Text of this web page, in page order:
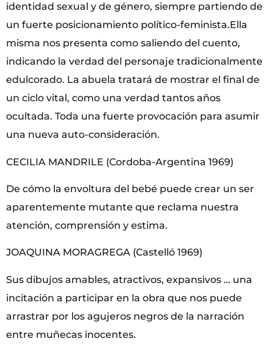
identidad sexual y de género, siempre partiendo de
un fuerte posicionamiento político-feminista.Ella
misma nos presenta como saliendo del cuento,
indicando la verdad del personaje tradicionalmente
edulcorado. La abuela tratará de mostrar el final de
un ciclo vital, como una verdad tantos años
ocultada. Toda una fuerte provocación para asumir
una nueva auto-consideración.
CECILIA MANDRILE (Cordoba-Argentina 1969)
De cómo la envoltura del bebé puede crear un ser
aparentemente mutante que reclama nuestra
atención, comprensión y estima.
JOAQUINA MORAGREGA (Castelló 1969)
Sus dibujos amables, atractivos, expansivos … una
incitación a participar en la obra que nos puede
arrastrar por los agujeros negros de la narración
entre muñecas inocentes.